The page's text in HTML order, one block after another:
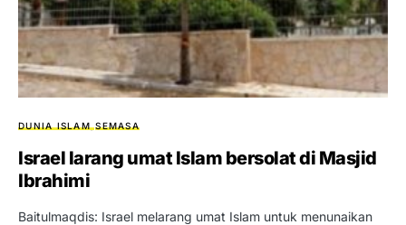
DUNIA ISLAM SEMASA
Israel larang umat Islam bersolat di Masjid
Ibrahimi
Baitulmaqdis: Israel melarang umat Islam untuk menunaikan